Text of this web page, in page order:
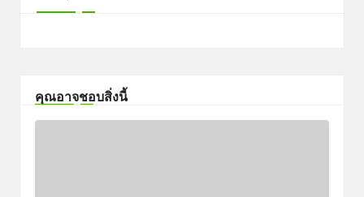
คุณอาจชอบสิ่งนี้